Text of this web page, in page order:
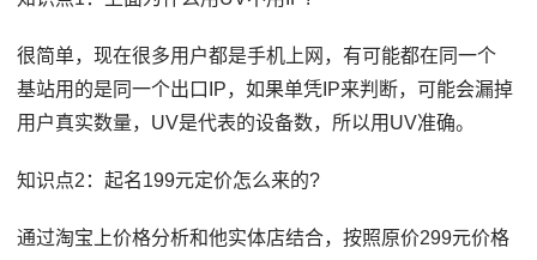
很简单，现在很多用户都是手机上网，有可能都在同一个
基站用的是同一个出口IP，如果单凭IP来判断，可能会漏掉
用户真实数量，UV是代表的设备数，所以用UV准确。
知识点2：起名199元定价怎么来的?
通过淘宝上价格分析和他实体店结合，按照原价299元价格